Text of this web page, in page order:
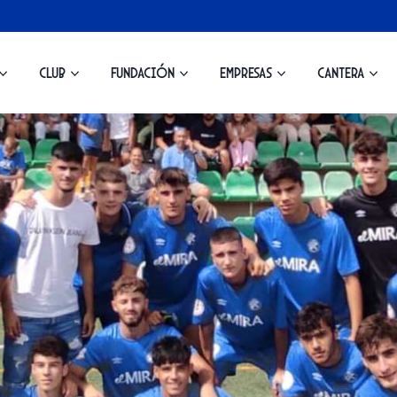
Club Fundación Empresas Cantera